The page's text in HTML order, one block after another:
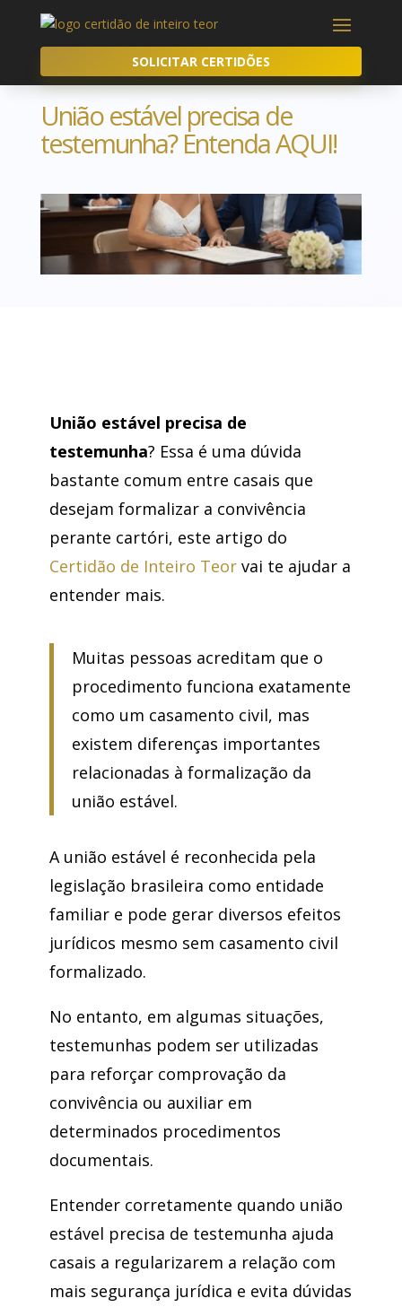
SOLICITAR CERTIDÕES
União estável precisa de
testemunha? Entenda AQUI!
União estável precisa de
testemunha? Essa é uma dúvida
bastante comum entre casais que
desejam formalizar a convivência
perante cartóri, este artigo do
Certidão de Inteiro Teorvai te ajudar a
entender mais.
Muitas pessoas acreditam que o
procedimento funciona exatamente
como um casamento civil, mas
existem diferenças importantes
relacionadas à formalização da
união estável.
A união estável é reconhecida pela
legislação brasileira como entidade
familiar e pode gerar diversos efeitos
jurídicos mesmo sem casamento civil
formalizado.
No entanto, em algumas situações,
testemunhas podem ser utilizadas
para reforçar comprovação da
convivência ou auxiliar em
determinados procedimentos
documentais.
Entender corretamente quando união
estável precisa de testemunha ajuda
casais a regularizarem a relação com
mais segurança jurídica e evita dúvidas